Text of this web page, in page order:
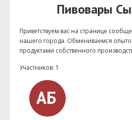
Пивовары
Приветствуем ваc на странице
нашего города. Обмениваемся
продуктами собственного
Участников: 1